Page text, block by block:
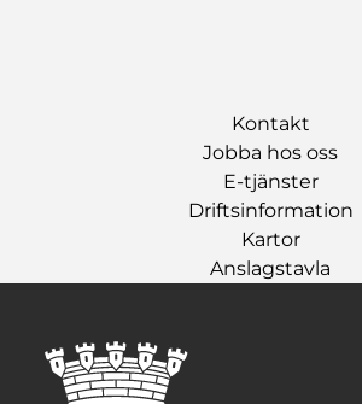
Kontakt
Jobba hos oss
E-tjänster
Driftsinformation
Kartor
Anslagstavla